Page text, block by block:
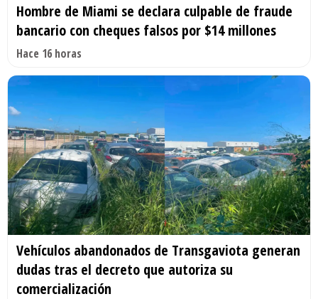
Hombre de Miami se declara culpable de fraude
bancario con cheques falsos por $14 millones
Hace 16 horas
Vehículos abandonados de Transgaviota generan
dudas tras el decreto que autoriza su
comercialización